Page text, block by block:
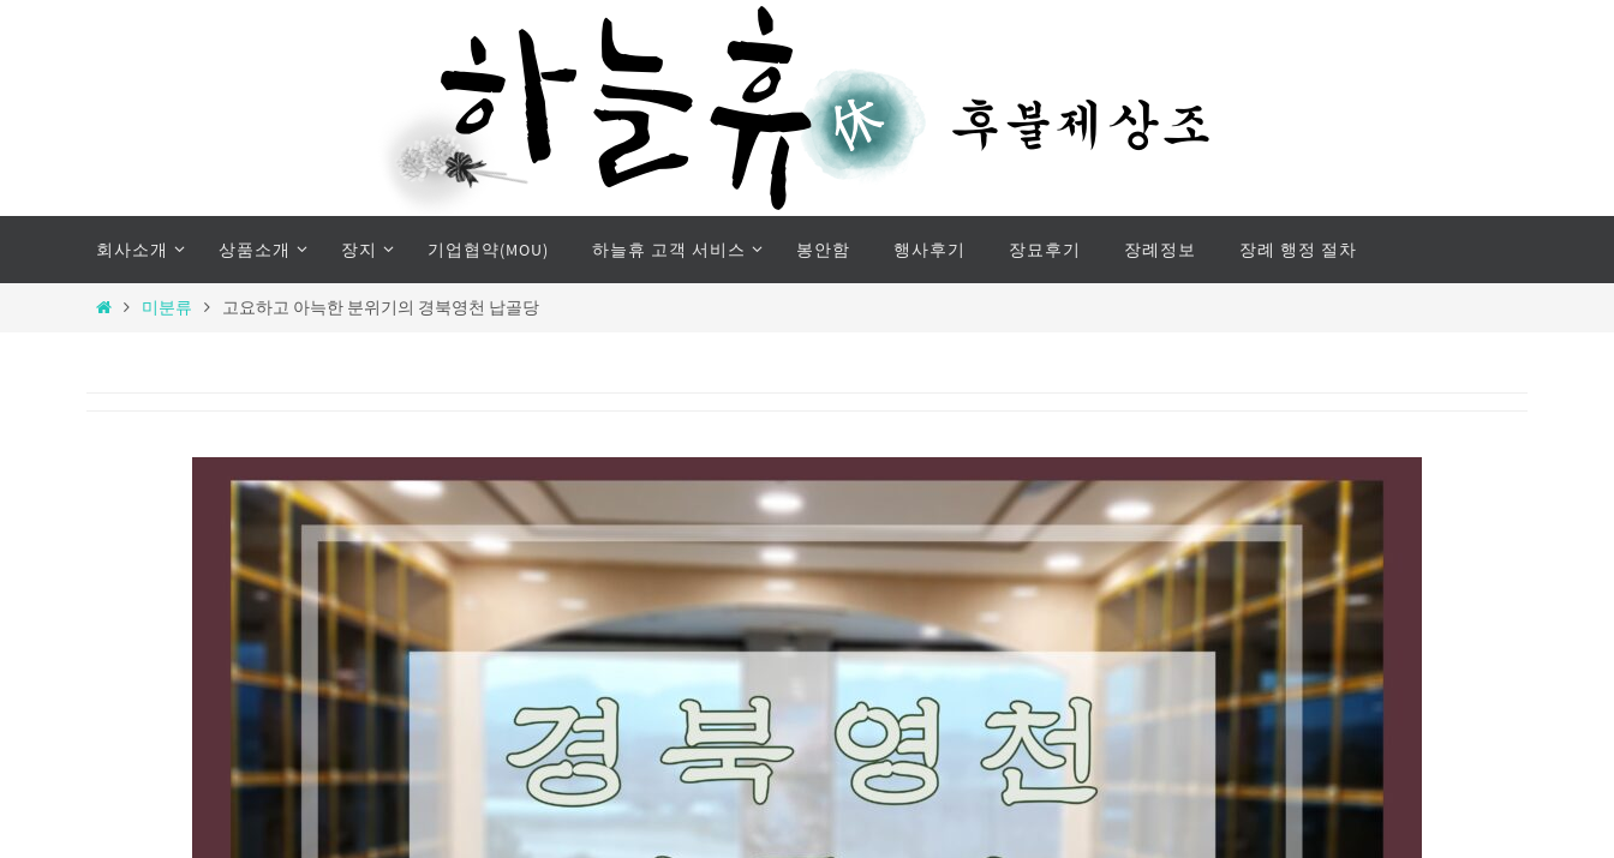
content
회사소개 상품소개 장지 기업협약(MOU) 하늘휴 고객 서비스 봉안함 행사후기 장묘후기 장례정보 장례 행정 절차
Home미분류 고요하고 아늑한 분위기의 경북영천 납골당